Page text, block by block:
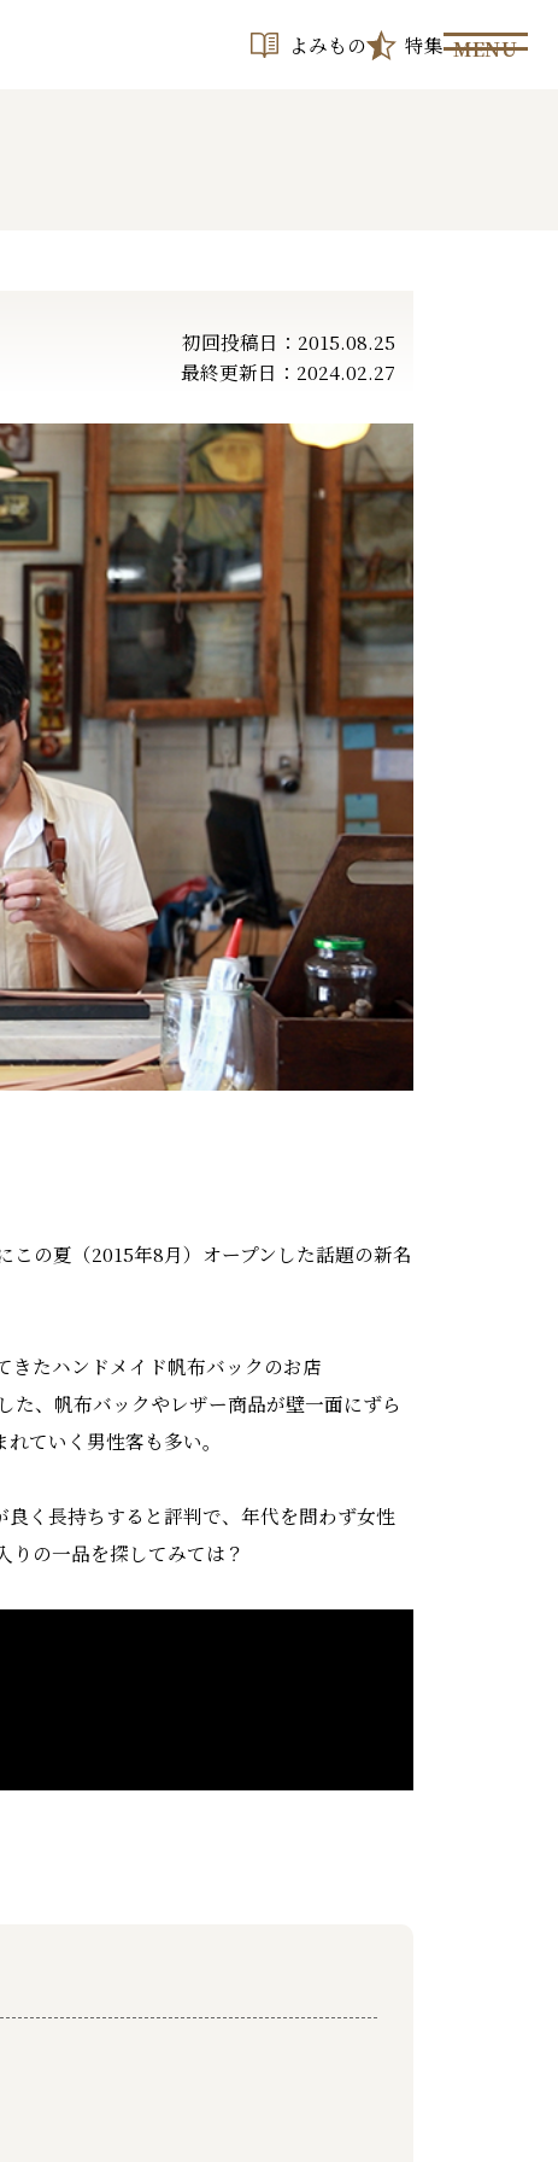
よみもの 特集 MENU
初回投稿日：2015.08.25
最終更新日：2024.02.27
の夏（2015年8月）オープンした話題の新名
きたハンドメイド帆布バックのお店
た、帆布バックやレザー商品が壁一面にずら
ていく男性客も多い。
く長持ちすると評判で、年代を問わず女性
りの一品を探してみては？